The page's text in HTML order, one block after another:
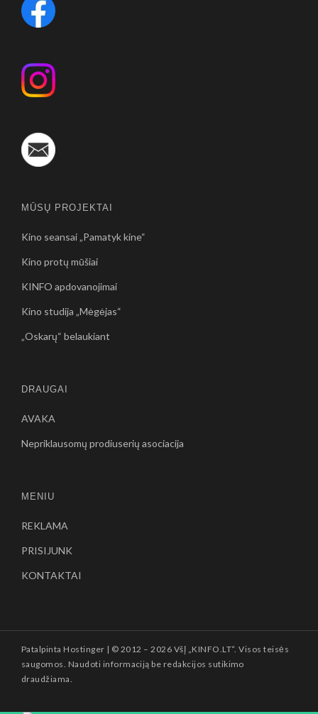
MŪSŲ PROJEKTAI
Kino seansai „Pamatyk kine“
Kino protų mūšiai
KINFO apdovanojimai
Kino studija „Mėgėjas“
„Oskarų“ belaukiant
DRAUGAI
AVAKA
Nepriklausomų prodiuserių asociacija
MENIU
REKLAMA
PRISIJUNK
KONTAKTAI
Patalpinta Hostinger | © 2012 –2026 VšĮ „KINFO.LT“. Visos teisės
saugomos. Naudoti informaciją be redakcijos sutikimo
draudžiama.